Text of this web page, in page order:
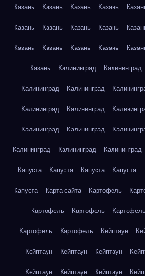
Казань Казань Казань Казань
Казань Казань Казань Казань
Казань Казань Казань Казань
Казань Калининград Калининград
Калининград Калининград
Калининград Калининград
Калининград Калининград
Калининград Калининград Калининград
Капуста Капуста Капуста Капуста
Капуста Карта сайта Картофель
Картофель Картофель Картофель
Картофель Картофель Кейптаун
Кейптаун Кейптаун Кейптаун
Кейптаун Кейптаун Кейптаун